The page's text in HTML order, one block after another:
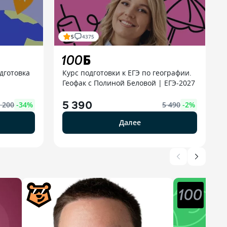
200 -34%
5 4375
Курс подготовки к ЕГЭ по географии.
Геофак с Полиной Беловой | ЕГЭ-2027
5 390 5 490 -2%
Далее